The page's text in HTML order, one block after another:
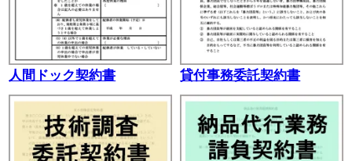
人間ドック契約書 貸付事務委託契約書